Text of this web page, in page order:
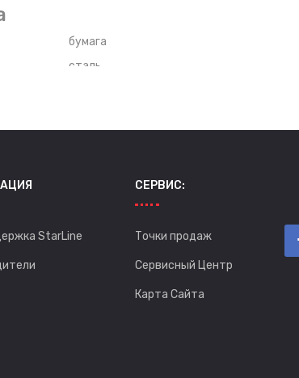
бумага
сталь
StarLine
СЕРВИС:
Точки продаж
Сервисный Центр
Карта Сайта